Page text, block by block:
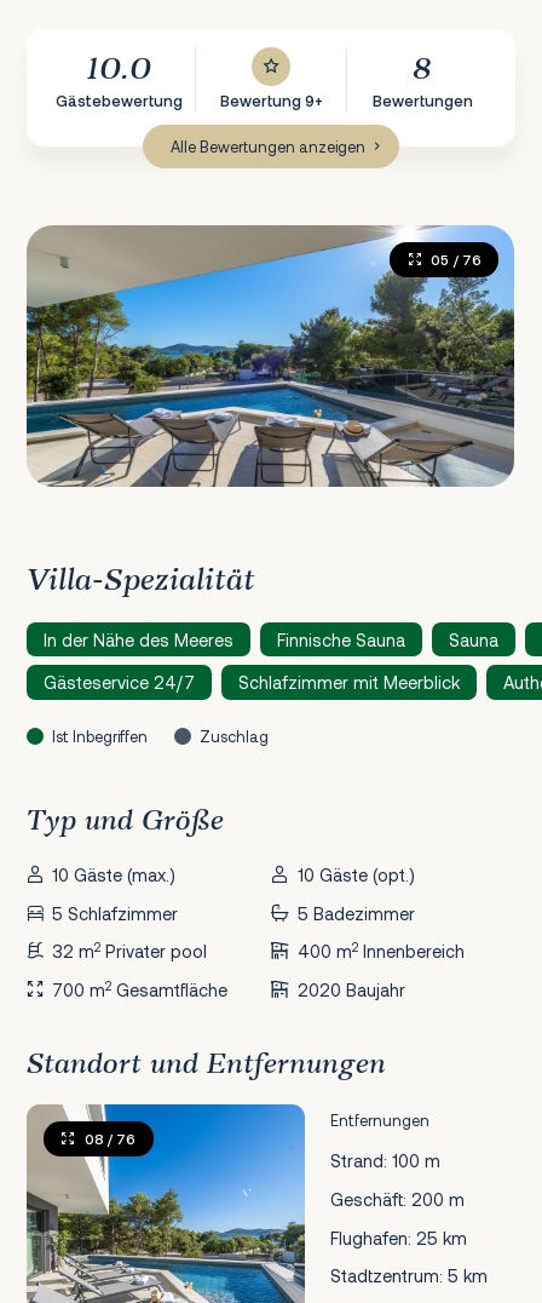
10.0
Gästebewertung Bewertung 9+
8
Bewertungen
Alle Bewertungen anzeigen
05 / 76
Villa-Spezialität
In der Nähe des Meeres Finnische Sauna Sauna
Gästeservice 24/7 Schlafzimmer mit Meerblick
Ist Inbegriffen Zuschlag
Typ und Größe
10 Gäste (max.)
10 Gäste (opt.)
5 Schlafzimmer
5 Badezimmer
32 m2 Privater pool 400 m2Innenbereich
700 m2 Gesamtfläche 2020 Baujahr
Standort und Entfernungen
Entfernungen
Strand: 100 m
Geschäft: 200 m
Flughafen: 25 km
Stadtzentrum: 5 km
08 / 76